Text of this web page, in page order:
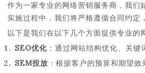
作为一家专业的网络营销服务商，我们
实施过程中，我们将严格遵循合同约定
以下是我们在以下几个方面提供专业的
SEO优化 ：通过网站结构优化、关
SEM投放 ：根据客户的预算和期望